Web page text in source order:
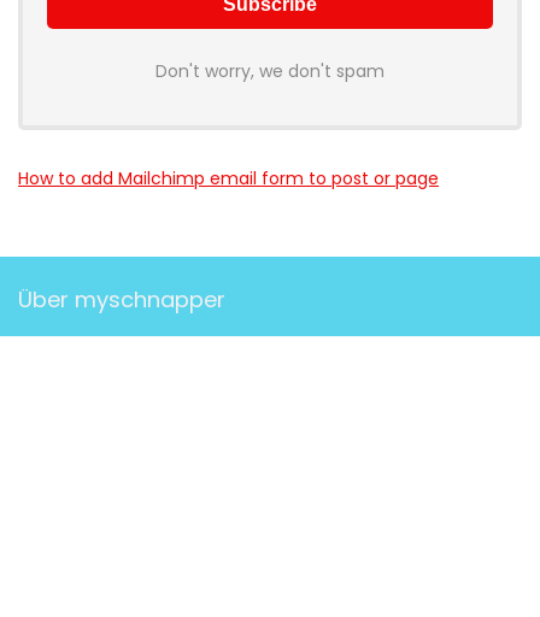
Don't worry, we don't spam
How to add Mailchimp email form to post or page
Über myschnapper